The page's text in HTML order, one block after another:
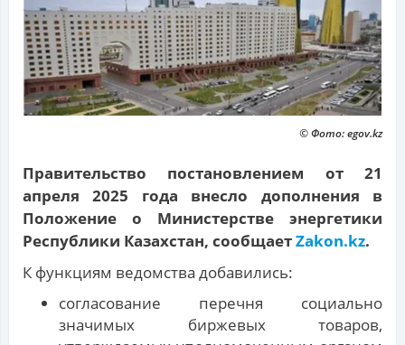
© Фото: egov.kz
Правительство постановлением от 21
апреля 2025 года внесло дополнения в
Положение о Министерстве энергетики
Республики Казахстан, сообщаетZakon.kz.
К функциям ведомства добавились:
согласование перечня социально
значимых биржевых товаров,